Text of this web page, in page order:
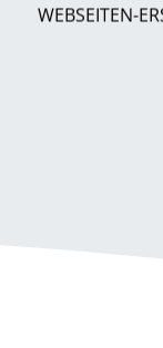
WEBSEITEN-